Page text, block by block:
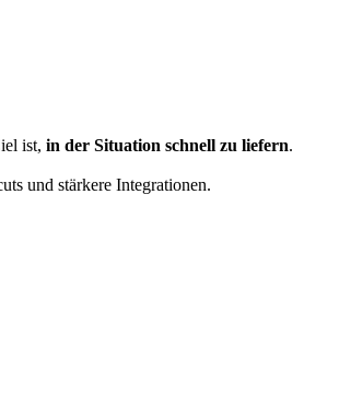
ist, in der Situation schnell zu liefern.
und stärkere Integrationen.